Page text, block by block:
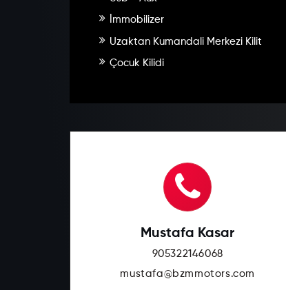
İmmobilizer
Uzaktan Kumandali Merkezi Kilit
Çocuk Kilidi
Mustafa Kasar
905322146068
mustafa@bzmmotors.com